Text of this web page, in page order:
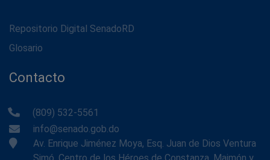
Repositorio Digital SenadoRD
Glosario
Contacto
(809) 532-5561
info@senado.gob.do
Av. Enrique Jiménez Moya, Esq. Juan de Dios Ventura